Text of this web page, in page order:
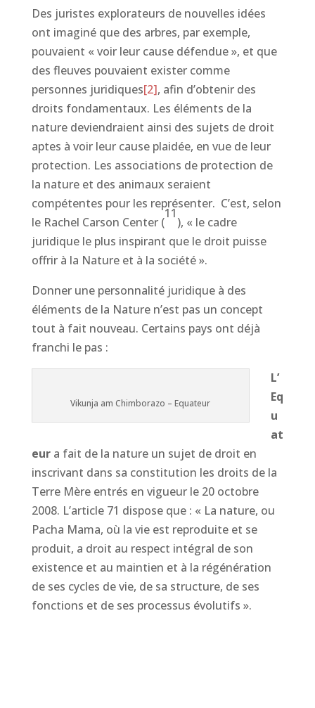
Des juristes explorateurs de nouvelles idées
ont imaginé que des arbres, par exemple,
pouvaient « voir leur cause défendue », et que
des fleuves pouvaient exister comme
personnes juridiques[2], afin d’obtenir des
droits fondamentaux. Les éléments de la
nature deviendraient ainsi des sujets de droit
aptes à voir leur cause plaidée, en vue de leur
protection. Les associations de protection de
la nature et des animaux seraient
compétentes pour les représenter. C’est, selon
le Rachel Carson Center (
11
), « le cadre
juridique le plus inspirant que le droit puisse
offrir à la Nature et à la société ».
Donner une personnalité juridique à des
éléments de la Nature n’est pas un concept
tout à fait nouveau. Certains pays ont déjà
franchi le pas :
Vikunja am Chimborazo – Equateur
L’
Eq
u
at
eura fait de la nature un sujet de droit en
inscrivant dans sa constitution les droits de la
Terre Mère entrés en vigueur le 20 octobre
2008. L’article 71 dispose que : « La nature, ou
Pacha Mama, où la vie est reproduite et se
produit, a droit au respect intégral de son
existence et au maintien et à la régénération
de ses cycles de vie, de sa structure, de ses
fonctions et de ses processus évolutifs ».